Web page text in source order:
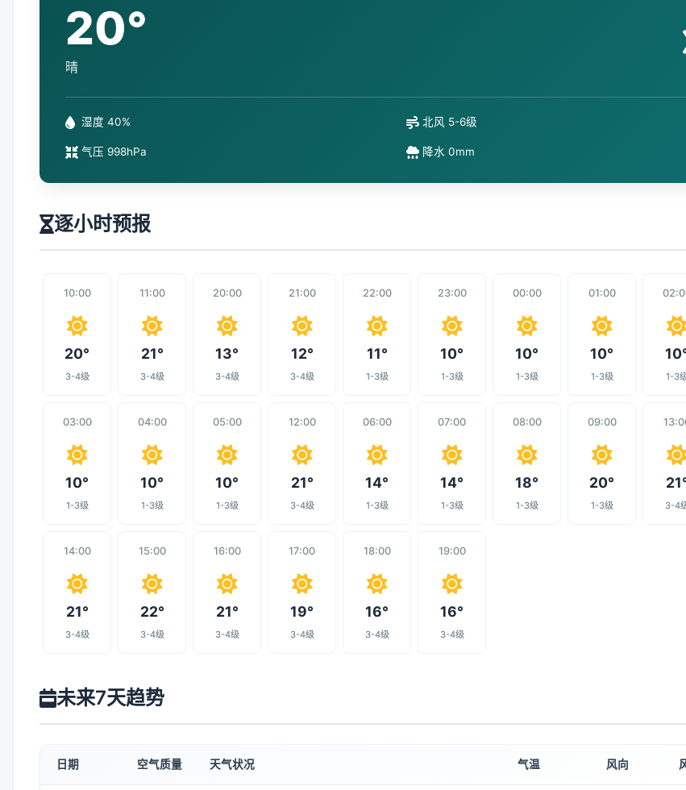
20°
晴
湿度 40% 北风 5-6级
气压 998hPa 降水 0mm
逐小时预报
10:00
20°
3-4级
11:00
21°
3-4级
20:00
13°
3-4级
21:00
12°
3-4级
22:00
11°
1-3级
23:00
10°
1-3级
00:00
10°
1-3级
01:00
10°
1-3级 1-3
03:00
10°
1-3级
04:00
10°
1-3级
05:00
10°
1-3级
12:00
21°
3-4级
06:00
14°
1-3级
07:00
14°
1-3级
08:00
18°
1-3级
09:00
20°
1-3级 3-4
14:00
21°
3-4级
15:00
22°
3-4级
16:00
21°
3-4级
17:00
19°
3-4级
18:00
16°
3-4级
19:00
16°
3-4级
未来7天趋势
日期 空气质量 天气状况 气温 风向